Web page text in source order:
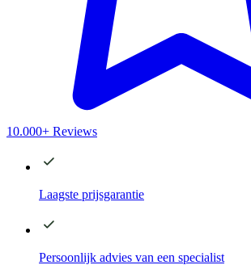
10.000+ Reviews
Laagste prijsgarantie
Persoonlijk advies van een specialist